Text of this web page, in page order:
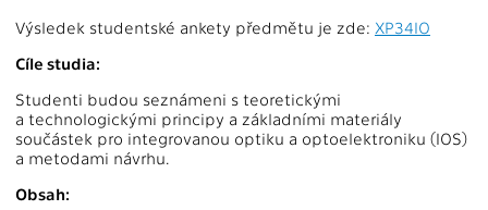
Výsledek studentské ankety předmětu je zde: XP34IO
Cíle studia:
Studenti budou seznámeni s teoretickými
a technologickými principy a základními materiály
součástek pro integrovanou optiku a optoelektroniku (IOS)
a metodami návrhu.
Obsah: